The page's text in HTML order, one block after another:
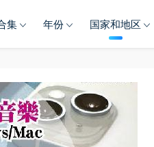
集 年份 国家和地区